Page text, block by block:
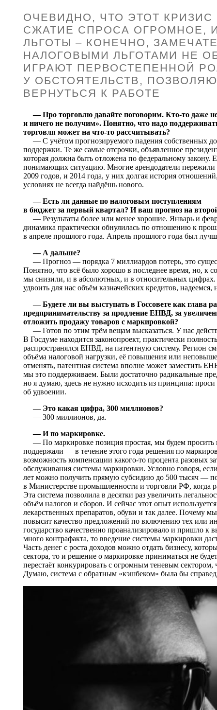
ОЧЕВИДНО, ЧТО ЭТОТ
СЖАТИЕ СПРОСА ОГРОМНОЕ,
ЛЬГОТЫ – КОНЕЧНО,
НАЛОГОВЫМИ ЛЬГОТАМИ НЕ
ИГРАЮТ ПЕРВОСТЕПЕННОЙ
У ОБСТОЯТЕЛЬСТВ,
ВЕРНУТЬСЯ К РАБОТЕ
— Про торговлю давайте поговорим. Кто-то даже
и ничего не получим». Понятно, что надо
торговля может на что-то рассчитывать?
— С учётом прогнозируемого падения собственных
поддержки. Те же самые отсрочки, объявленное
которая должна быть отложена по федеральному
понимающих ситуацию. Многие арендодатели пережили
2009 годов, и 2014 года, у них долгая история
условиях не всегда найдёшь нового.
— Есть ли данные по налоговым поступлениям
в бюджет за первый квартал? И ваш прогноз на
— Результаты более или менее хорошие. Январь и
динамика практически обнулилась по отношению к
в апреле прошлого года. Апрель прошлого года был
— А дальше?
— Прогноз — порядка 7 миллиардов потерь, это
Понятно, что всё было хорошо в последнее время, но, к
мы снизили, и в абсолютных, и в относительных
удвоить для нас объём казначейских кредитов,
— Будете ли вы выступать в Госсовете как глава
предпринимательству за продление ЕНВД, за
отложить продажу товаров с маркировкой?
— Готов по этим трём вещам высказаться. У нас
В Госдуме находится законопроект, практически
распространялся ЕНВД, на патентную систему. Регион
объёма налоговой нагрузки, её повышения или
отменять, патентная система вполне может заместить
мы это поддерживаем. Были достаточно радикальные
но я думаю, здесь не нужно исходить из принципа:
об удвоении.
— Это какая цифра, 300 миллионов?
— 300 миллионов, да.
— И по маркировке.
— По маркировке позиция простая, мы будем просить
поддержали — в течение этого года решения по
возможность компенсации какого-то процента разовых
обслуживания системы маркировки. Условно говоря,
лет можно получить прямую субсидию до 500 тысяч —
в Министерстве промышленности и торговли РФ, когда
Эта система позволила в десятки раз увеличить
объём налогов и сборов. И сейчас этот опыт
лекарственных препаратов, обуви и так далее. Почему
повысит качество предложений по включению тех или
государство качественно проанализировало и пришло к
много контрафакта, то введение системы маркировки
Часть денег с роста доходов можно отдать бизнесу,
сектора, то и решение о маркировке приниматься не
перестаёт конкурировать с огромным теневым сектором,
Думаю, система с обратным «кэшбеком» была бы